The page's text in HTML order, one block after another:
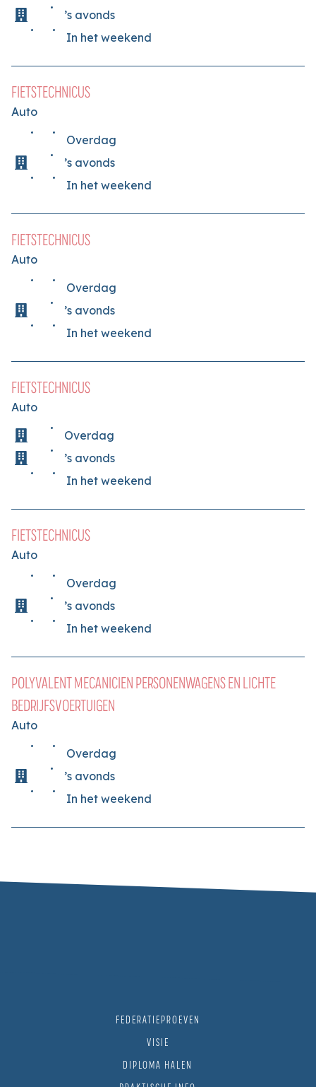
’s avonds
In het weekend
FIETSTECHNICUS
Auto
Overdag
’s avonds
In het weekend
FIETSTECHNICUS
Auto
Overdag
’s avonds
In het weekend
FIETSTECHNICUS
Auto
Overdag
’s avonds
In het weekend
FIETSTECHNICUS
Auto
Overdag
’s avonds
In het weekend
POLYVALENT MECANICIEN PERSONENWAGENS EN LICHTE
BEDRIJFSVOERTUIGEN
Auto
Overdag
’s avonds
In het weekend
FEDERATIEPROEVEN
VISIE
DIPLOMA HALEN